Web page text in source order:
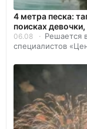
4 метра песка:
поисках
06.08
Решается
специалистов